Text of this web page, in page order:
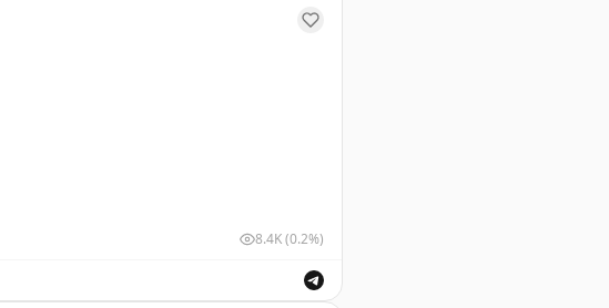
8.4K(0.2%)